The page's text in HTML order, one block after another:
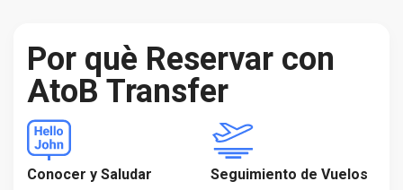
Por què Reservar con
AtoB Transfer
Conocer y Saludar Seguimiento de Vuelos